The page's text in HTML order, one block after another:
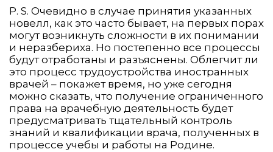
P. S. Очевидно в случае принятия указанных
новелл, как это часто бывает, на первых порах
могут возникнуть сложности в их понимании
и неразбериха. Но постепенно все процессы
будут отработаны и разъяснены. Облегчит ли
это процесс трудоустройства иностранных
врачей – покажет время, но уже сегодня
можно сказать, что получение ограниченного
права на врачебную деятельность будет
предусматривать тщательный контроль
знаний и квалификации врача, полученных в
процессе учебы и работы на Родине.